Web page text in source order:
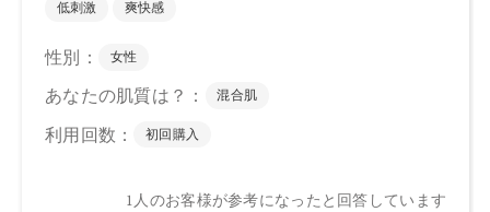
【メーカー品番】
店舗でお問い合わせの際には、下記品番をお伝え下さい。
4573623439343
CosmeKitchen 2026/3/12
Biop 2026/3/12